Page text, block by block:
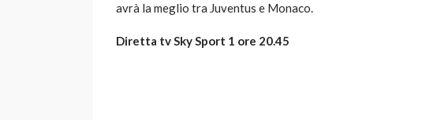
avrà la meglio tra Juventus e Monaco.
Diretta tv Sky Sport 1 ore 20.45